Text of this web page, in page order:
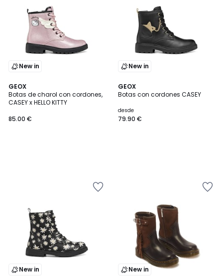
New in
GEOX
Botas de charol con cordones,
CASEY x HELLO KITTY
85.00 €
New in
GEOX
Botas con cordones CASEY
desde
79.90 €
New in New in